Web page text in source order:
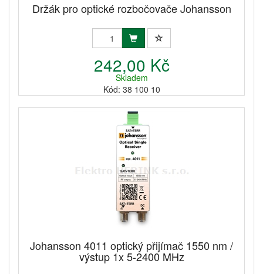
Držák pro optické rozbočovače Johansson
242,00 Kč
Skladem
Kód: 38 100 10
Johansson 4011 optický přijímač 1550 nm /
výstup 1x 5-2400 MHz